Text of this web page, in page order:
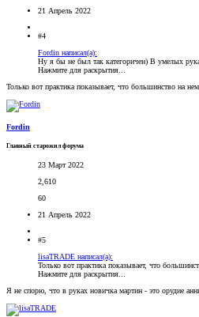
21 Апрель 2022
#4
Fordin написал(а):
Ну я бы не был так категоричен) В умелых
Нажмите для раскрытия...
Только вот практика показывает, что большинство на
Fordin
Главный старожил форума
23 Март 2022
2,610
60
21 Апрель 2022
#5
lisaTRADE написал(а):
Только вот практика показывает, что
Нажмите для раскрытия...
Я не спорю, что в руках новичка мартин - это орудие